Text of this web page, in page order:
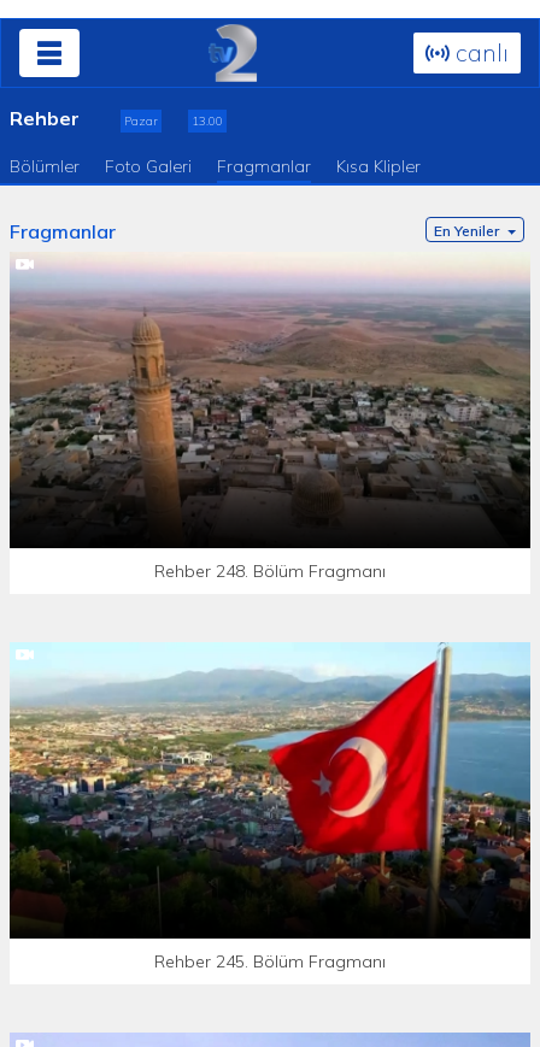
canlı
Rehber Pazar 13.00
Bölümler Foto Galeri Fragmanlar Kısa Klipler
Fragmanlar
Rehber 248. Bölüm Fragmanı
Rehber 245. Bölüm Fragmanı
En Yeniler